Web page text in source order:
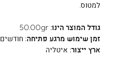
למטוס.
גודל המוצר הינו:50.00gr
זמן שימוש מרגע פתיחה: חודשים
ארץ ייצור: איטליה